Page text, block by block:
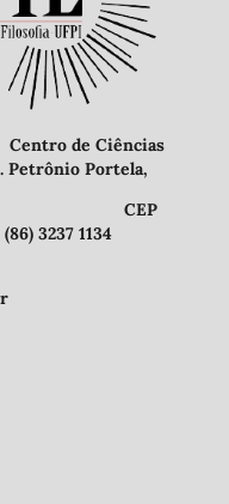
Petrônio Portela,
3237 1134